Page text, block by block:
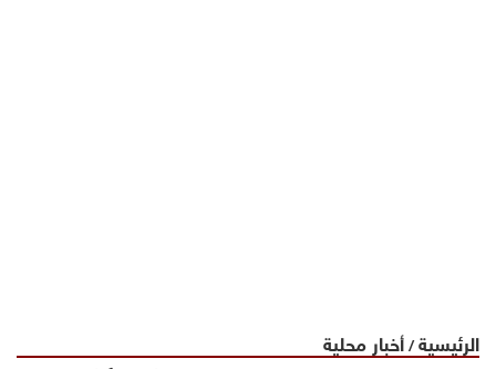
الرئيسية/أخبار محلية